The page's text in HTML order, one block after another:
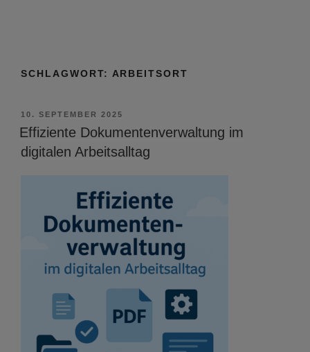
SCHLAGWORT: ARBEITSORT
VERÖFFENTLICHT
AM
10. SEPTEMBER 2025
Effiziente Dokumentenverwaltung im
digitalen Arbeitsalltag